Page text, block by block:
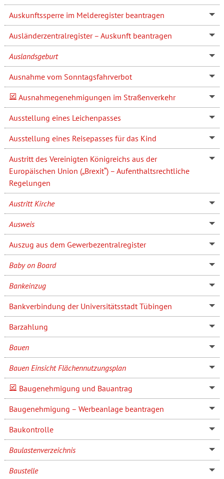
Auskunftssperre im Melderegister beantragen
Ausländerzentralregister – Auskunft beantragen
Auslandsgeburt
Ausnahme vom Sonntagsfahrverbot
Ausnahmegenehmigungen im Straßenverkehr
Ausstellung eines Leichenpasses
Ausstellung eines Reisepasses für das Kind
Austritt des Vereinigten Königreichs aus der
Europäischen Union („Brexit“) – Aufenthaltsrechtliche
Regelungen
Austritt Kirche
Ausweis
Auszug aus dem Gewerbezentralregister
Baby on Board
Bankeinzug
Bankverbindung der Universitätsstadt Tübingen
Barzahlung
Bauen
Bauen Einsicht Flächennutzungsplan
Baugenehmigung und Bauantrag
Baugenehmigung – Werbeanlage beantragen
Baukontrolle
Baulastenverzeichnis
Baustelle